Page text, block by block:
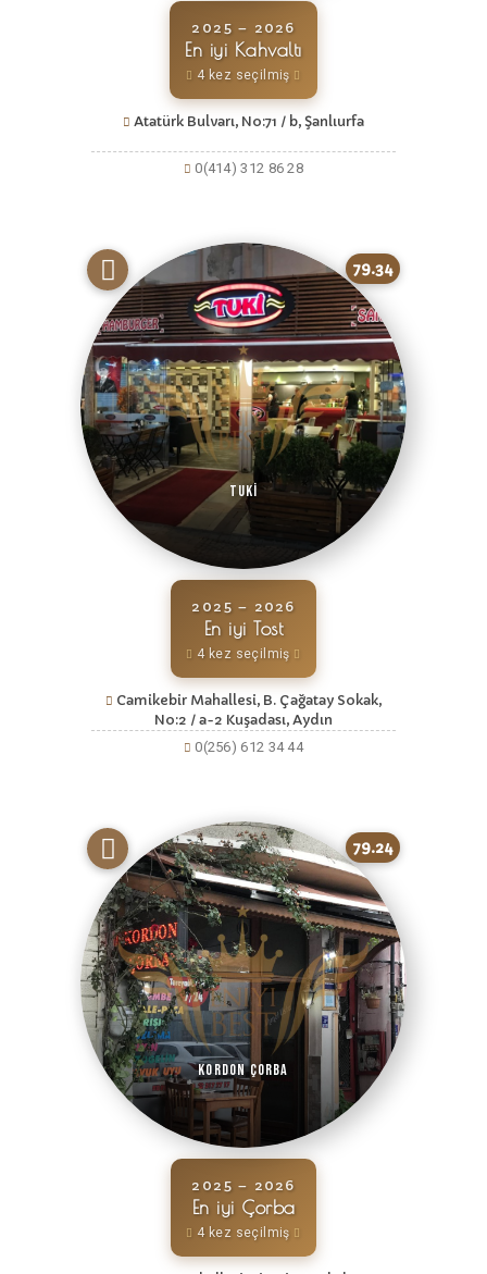
2025 – 2026
En iyi Kahvaltı
4 kez seçilmiş
Atatürk Bulvarı, No:71 / b, Şanlıurfa
0(414) 312 86 28
79.34
Tuki
2025 – 2026
En iyi Tost
4 kez seçilmiş
Camikebir Mahallesi, B. Çağatay Sokak,
No:2 / a-2 Kuşadası, Aydın
0(256) 612 34 44
79.24
Kordon Çorba
2025 – 2026
En iyi Çorba
4 kez seçilmiş